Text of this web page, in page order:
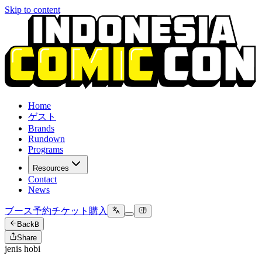
Skip to content
Home
ゲスト
Brands
Rundown
Programs
Resources
Contact
News
ブース予約チケット購入
BackB
Share
jenis hobi